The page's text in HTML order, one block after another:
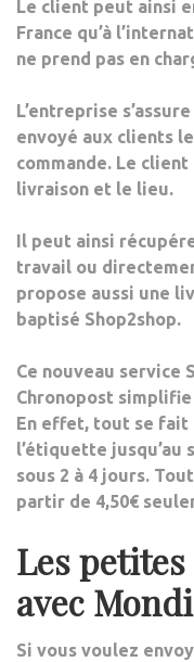
Le client peut ainsi
France qu’à
ne prend pas en
L’entreprise
envoyé aux clients
commande. Le
livraison et le lieu.
Il peut ainsi
travail ou
propose aussi une
baptisé Shop2shop.
Ce nouveau service
Chronopost
En effet, tout se fait
l’étiquette jusqu’au
sous 2 à 4 jours.
partir de 4,50€
Les
avec
Si vous voulez